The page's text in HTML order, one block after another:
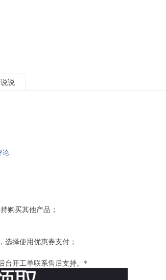
说说
论
购买其他产品；
择使用优惠券支付；
台开工单联系售后支持。*